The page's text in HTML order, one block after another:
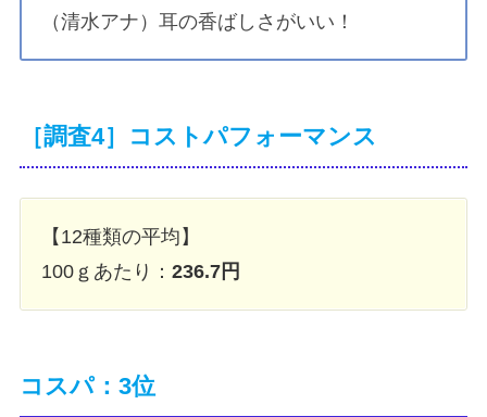
（清水アナ）耳の香ばしさがいい！
［調査4］コストパフォーマンス
【12種類の平均】
100ｇあたり： 236.7円
コスパ：3位